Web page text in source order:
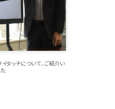
タッチについて、ご紹介い